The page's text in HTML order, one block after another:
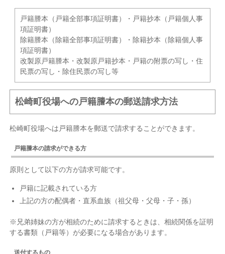
戸籍謄本（戸籍全部事項証明書）・戸籍抄本（戸籍個人事
項証明書）
除籍謄本（除籍全部事項証明書）・除籍抄本（除籍個人事
項証明書）
改製原戸籍謄本・改製原戸籍抄本・戸籍の附票の写し・住
民票の写し・除住民票の写し等
松崎町役場への戸籍謄本の郵送請求方法
松崎町役場へは戸籍謄本を郵送で請求することができます。
戸籍謄本の請求ができる方
原則として以下の方が請求可能です。
戸籍に記載されている方
上記の方の配偶者・直系血族（祖父母・父母・子・孫）
※兄弟姉妹の方が相続のために請求するときは、相続関係を証明
する書類（戸籍等）が必要になる場合があります。